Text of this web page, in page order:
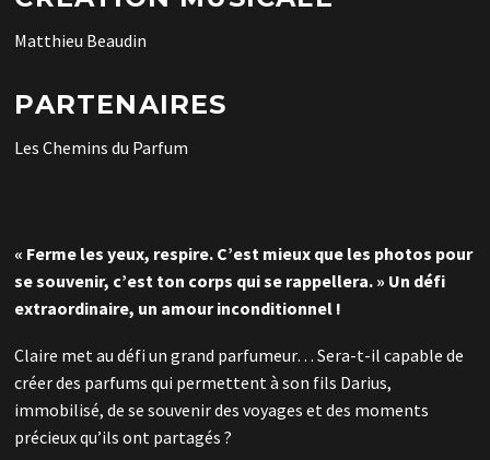
Matthieu Beaudin
PARTENAIRES
Les Chemins du Parfum
« Ferme les yeux, respire. C’est mieux que les photos pour
se souvenir, c’est ton corps qui se rappellera. » Un défi
extraordinaire, un amour inconditionnel !
Claire met au défi un grand parfumeur… Sera-t-il capable de
créer des parfums qui permettent à son fils Darius,
immobilisé, de se souvenir des voyages et des moments
précieux qu’ils ont partagés ?